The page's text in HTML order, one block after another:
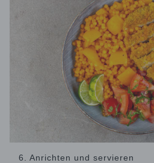
6. Anrichten und servieren